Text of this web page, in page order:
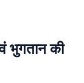
भुगतान की